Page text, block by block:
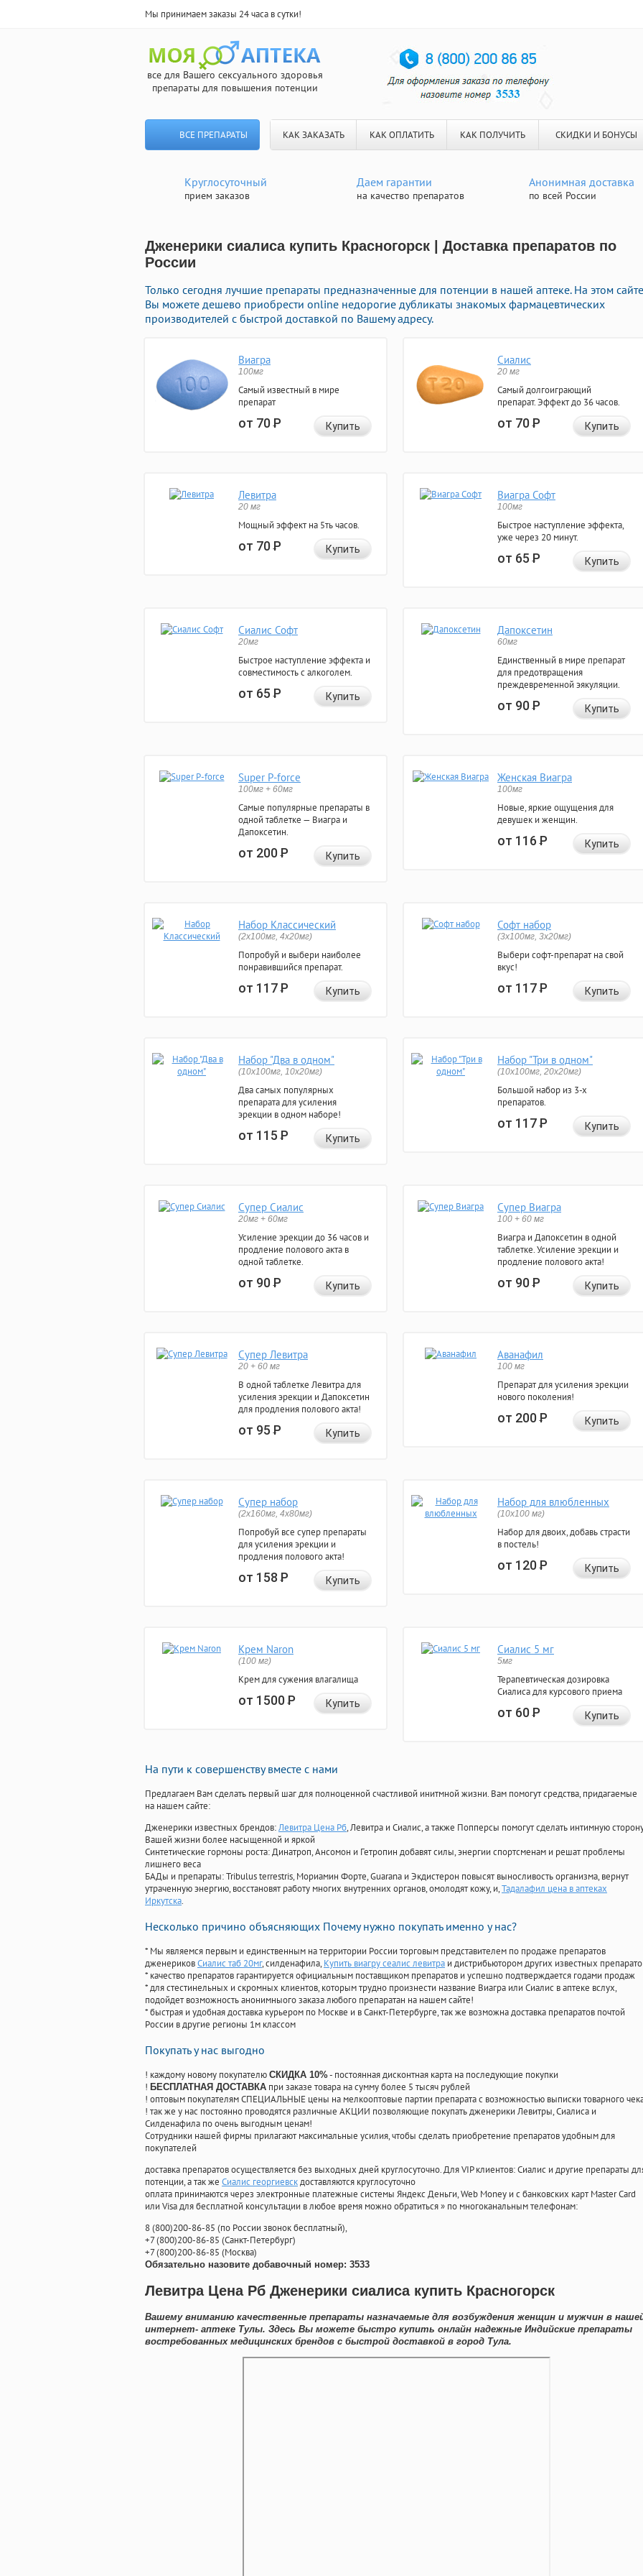
Мы принимаем заказы 24 часа в сутки!
все для Вашего сексуального здоровья
препараты для повышения потенции
ВСЕ ПРЕПАРАТЫ КАК ЗАКАЗАТЬ КАК ОПЛАТИТЬ КАК ПОЛУЧИТЬ СКИДКИ И БОНУСЫ
Круглосуточный
прием заказов
Даем гарантии
на качество препаратов
Анонимная доставка
по всей России
Дженерики сиалиса купить Красногорск | Доставка препаратов по
России
Только сегодня лучшие препараты предназначенные для потенции в нашей аптеке. На этом сайте
Вы можете дешево приобрести online недорогие дубликаты знакомых фармацевтических
производителей с быстрой доставкой по Вашему адресу.
Виагра
100мг
Самый известный в мире
препарат
от 70Р Купить
Сиалис
20 мг
Самый долгоиграющий
препарат. Эффект до 36 часов.
от 70Р Купить
Левитра
20 мг
Мощный эффект на 5ть часов.
от 70Р Купить
Виагра Софт
100мг
Быстрое наступление эффекта,
уже через 20 минут.
от 65Р Купить
Сиалис Софт
20мг
Быстрое наступление эффекта и
совместимость с алкоголем.
от 65Р Купить
Дапоксетин
60мг
Единственный в мире препарат
для предотвращения
преждевременной эякуляции.
от 90Р Купить
Super P-force
100мг + 60мг
Самые популярные препараты в
одной таблетке — Виагра и
Дапоксетин.
от 200Р Купить
Женская Виагра
100мг
Новые, яркие ощущения для
девушек и женщин.
от 116Р Купить
Набор Классический
(2x100мг, 4x20мг)
Попробуй и выбери наиболее
понравившийся препарат.
от 117Р Купить
Софт набор
(3x100мг, 3x20мг)
Выбери софт-препарат на свой
вкус!
от 117Р Купить
Набор "Два в одном"
(10x100мг, 10x20мг)
Два самых популярных
препарата для усиления
эрекции в одном наборе!
от 115Р Купить
Набор "Три в одном"
(10x100мг, 20x20мг)
Большой набор из 3-х
препаратов.
от 117Р Купить
Супер Сиалис
20мг + 60мг
Усиление эрекции до 36 часов и
продление полового акта в
одной таблетке.
от 90Р Купить
Супер Виагра
100 + 60 мг
Виагра и Дапоксетин в одной
таблетке. Усиление эрекции и
продление полового акта!
от 90Р Купить
Супер Левитра
20 + 60 мг
В одной таблетке Левитра для
усиления эрекции и Дапоксетин
для продления полового акта!
от 95Р Купить
Аванафил
100 мг
Препарат для усиления эрекции
нового поколения!
от 200Р Купить
Супер набор
(2х160мг, 4х80мг)
Попробуй все супер препараты
для усиления эрекции и
продления полового акта!
от 158Р Купить
Набор для влюбленных
(10х100 мг)
Набор для двоих, добавь страсти
в постель!
от 120Р Купить
Крем Naron
(100 мг)
Крем для сужения влагалища
от 1500Р Купить
Сиалис 5 мг
5мг
Терапевтическая дозировка
Сиалиса для курсового приема
от 60Р Купить
На пути к совершенству вместе с нами
Предлагаем Вам сделать первый шаг для полноценной счастливой инитмной жизни. Вам помогут средства, придагаемые
на нашем сайте:
Дженерики известных брендов:Левитра Цена Рб, Левитра и Сиалис, а также Попперсы помогут сделать интимную
Вашей жизни более насыщенной и яркой
Синтетические гормоны роста: Динатроп, Ансомон и Гетропин добавят силы, энергии спортсменам и решат проблемы
лишнего веса
БАДы и препараты:Tribulus terrestris, Мориамин Форте, Guarana и Экдистерон повысят выносливость организма, вернут
утраченную энергию, восстановят работу многих внутренних органов, омолодят кожу, и,Тадалафил цена в аптеках
Иркутска.
Несколько причино объясняющих Почему нужно покупать именно у нас?
* Мы являемся первым и единственным на территории России торговым представителем по продаже препаратов
дженериковСиалис таб 20мг, силденафила, Купить виагру сеалис левитра и дистрибьютором других известных
* качество препаратов гарантируется официальным поставщиком препаратов и успешно подтверждается годами продаж
* для стестинельных и скромных клиентов, которым трудно произнести название Виагра или Сиалис в аптеке вслух,
подойдет возможность анонимныого заказа любого препаратан на нашем сайте!
* быстрая и удобная доставка курьером по Москве и в Санкт-Петербурге, так же возможна доставка препаратов почтой
России в другие регионы 1м классом
Покупать у нас выгодно
! каждому новому покупателю СКИДКА 10%- постоянная дисконтная карта на последующие покупки
! БЕСПЛАТНАЯ ДОСТАВКА при заказе товара на сумму более 5 тысяч рублей
! оптовым покупателям СПЕЦИАЛЬНЫЕ цены на мелкооптовые партии препарата с возможностью выписки товарного
! так же у нас постоянно проводятся различные АКЦИИ позволяющие покупать дженерики Левитры, Сиалиса и
Силденафила по очень выгодным ценам!
Cотрудники нашей фирмы прилагают максимальные усилия, чтобы сделать приобретение препаратов удобным для
покупателей
доставка препаратов осуществляется без выходных дней круглосуточно. Для VIP клиентов: Сиалис и другие препараты
потенции, а так же Сиалис георгиевскдоставляются круглосуточно
оплата принимаются через электронные платежные системы Яндекс Деньги, Web Money и с банковских карт Master Card
или Visa для бесплатной консультации в любое время можно обратиться» по многоканальным телефонам:
8(800)200-86-85 (по России звонок бесплатный),
+7(800)200-86-85 (Санкт-Петербург)
+7(800)200-86-85 (Москва)
Обязательно назовите добавочный номер: 3533
Левитра Цена Рб Дженерики сиалиса купить Красногорск
Вашему вниманию качественные препараты назначаемые для возбуждения женщин и мужчин в
интернет- аптеке Тулы. Здесь Вы можете быстро купить онлайн надежные Индийские препараты
востребованных медицинских брендов с быстрой доставкой в город Тула.